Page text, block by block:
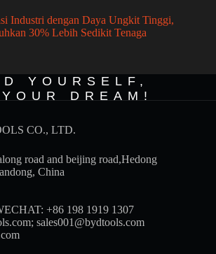
Industri dengan Daya Ungkit Tinggi,
30% Lebih Sedikit Tenaga
YOURSELF,
DREAM!
CO., LTD.
road and beijing road,Hedong
China
+86 198 1919 1307
; sales001@bydtools.com